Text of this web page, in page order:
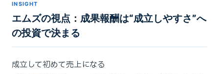
INSIGHT
エムズの視点：成果報酬は“成立しやすさ”へ
の投資で決まる
成立して初めて売上になる